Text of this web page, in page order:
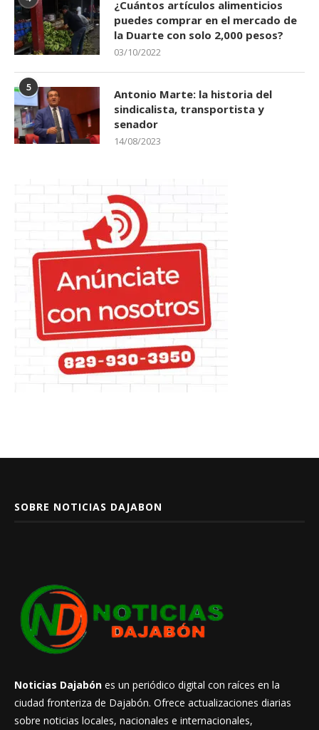
¿Cuántos artículos alimenticios
puedes comprar en el mercado de
la Duarte con solo 2,000 pesos?
03/10/2022
5
Antonio Marte: la historia del
sindicalista, transportista y
senador
14/08/2023
SOBRE NOTICIAS DAJABON
Noticias Dajabón es un periódico digital con raíces en la
ciudad fronteriza de Dajabón. Ofrece actualizaciones diarias
sobre noticias locales, nacionales e internacionales,